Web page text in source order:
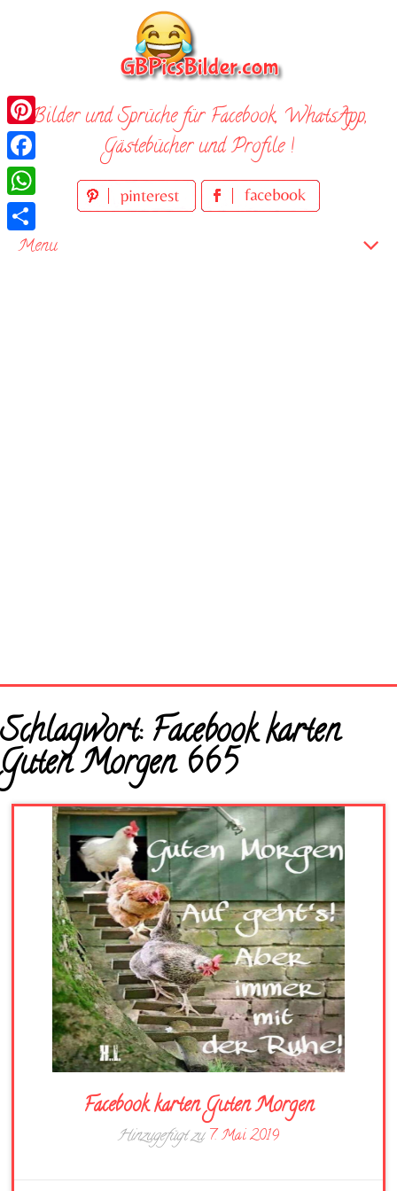
Bilder und Sprüche für Facebook, WhatsApp,
Gästebücher und Profile !
Menu
Startseite
Neue Bilder
Schlagwort:Facebook karten
Guten Morgen 665
Facebook karten Guten Morgen
Hinzugefügt zu7. Mai 2019
Pinterest
Facebook
WhatsApp
Teilen